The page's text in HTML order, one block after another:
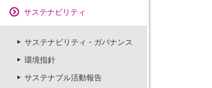
サステナビリティ
サステナビリティ・ガバナンス
環境指針
サステナブル活動報告